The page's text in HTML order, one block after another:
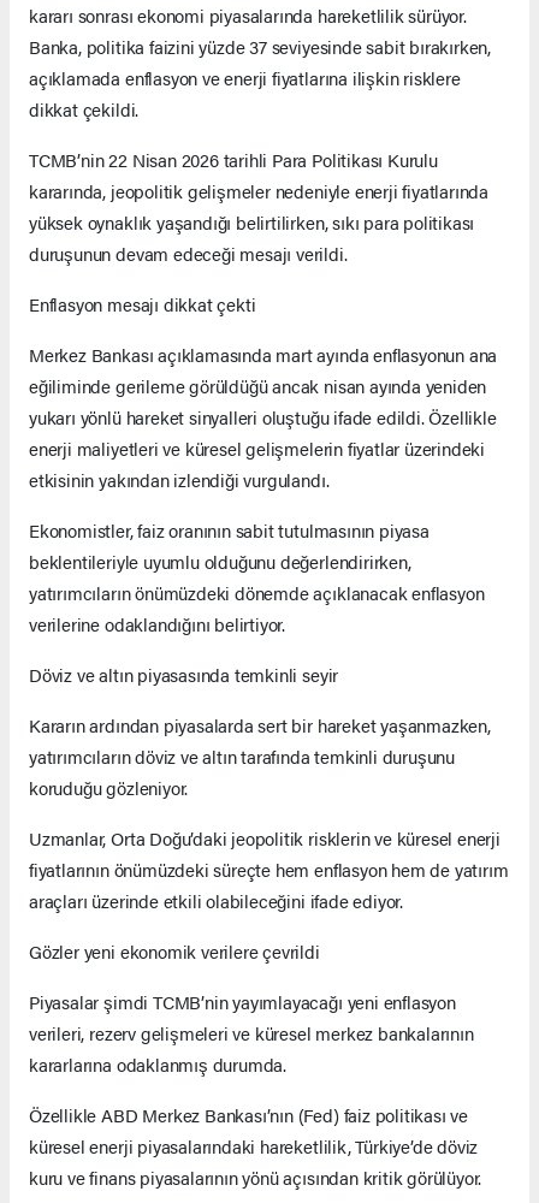
kararı sonrası ekonomi piyasalarında hareketlilik sürüyor.
Banka, politika faizini yüzde 37 seviyesinde sabit bırakırken,
açıklamada enflasyon ve enerji fiyatlarına ilişkin risklere
dikkat çekildi.
TCMB’nin 22 Nisan 2026 tarihli Para Politikası Kurulu
kararında, jeopolitik gelişmeler nedeniyle enerji fiyatlarında
yüksek oynaklık yaşandığı belirtilirken, sıkı para politikası
duruşunun devam edeceği mesajı verildi.
Enflasyon mesajı dikkat çekti
Merkez Bankası açıklamasında mart ayında enflasyonun ana
eğiliminde gerileme görüldüğü ancak nisan ayında yeniden
yukarı yönlü hareket sinyalleri oluştuğu ifade edildi. Özellikle
enerji maliyetleri ve küresel gelişmelerin fiyatlar üzerindeki
etkisinin yakından izlendiği vurgulandı.
Ekonomistler, faiz oranının sabit tutulmasının piyasa
beklentileriyle uyumlu olduğunu değerlendirirken,
yatırımcıların önümüzdeki dönemde açıklanacak enflasyon
verilerine odaklandığını belirtiyor.
Döviz ve altın piyasasında temkinli seyir
Kararın ardından piyasalarda sert bir hareket yaşanmazken,
yatırımcıların döviz ve altın tarafında temkinli duruşunu
koruduğu gözleniyor.
Uzmanlar, Orta Doğu’daki jeopolitik risklerin ve küresel enerji
fiyatlarının önümüzdeki süreçte hem enflasyon hem de yatırım
araçları üzerinde etkili olabileceğini ifade ediyor.
Gözler yeni ekonomik verilere çevrildi
Piyasalar şimdi TCMB’nin yayımlayacağı yeni enflasyon
verileri, rezerv gelişmeleri ve küresel merkez bankalarının
kararlarına odaklanmış durumda.
Özellikle ABD Merkez Bankası’nın (Fed) faiz politikası ve
küresel enerji piyasalarındaki hareketlilik, Türkiye’de döviz
kuru ve finans piyasalarının yönü açısından kritik görülüyor.